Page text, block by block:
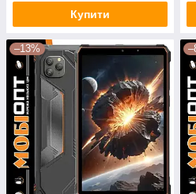
Купити
–13%